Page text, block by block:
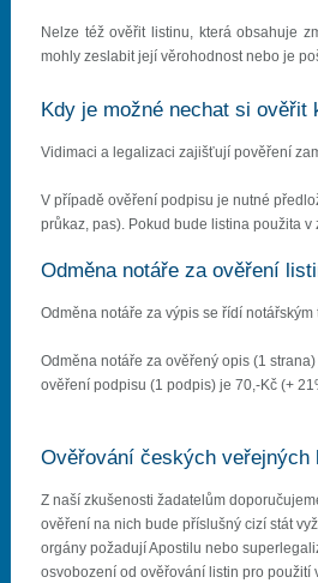
Nelze též ověřit listinu, která obsahuje
mohly zeslabit její věrohodnost nebo je
Kdy je možné nechat si ověřit
Vidimaci a legalizaci zajišťují pověření
V případě ověření podpisu je nutné
průkaz, pas). Pokud bude listina použita
Odměna notáře za ověření
Odměna notáře za výpis se řídí notářským
Odměna notáře za ověřený opis (1
ověření podpisu (1 podpis) je 70,-Kč (+
Ověřování českých
Z naší zkušenosti žadatelům
ověření na nich bude příslušný cizí stát
orgány požadují Apostilu nebo
osvobození od ověřování listin pro použití